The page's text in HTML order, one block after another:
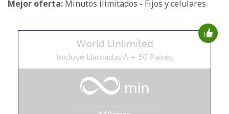
Un número
Mejor oferta: Minutos ilimitados - Fijos y celulares
World Unlimited
Incluye Llamadas A + 50 Países
min